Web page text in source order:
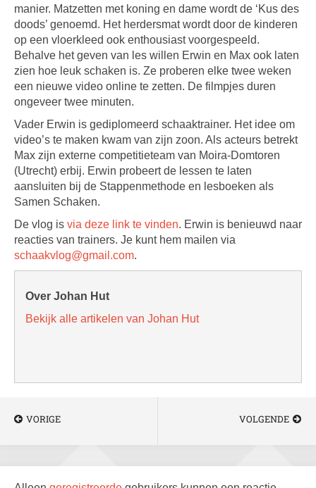
manier. Matzetten met koning en dame wordt de ‘Kus des
doods’ genoemd. Het herdersmat wordt door de kinderen
op een vloerkleed ook enthousiast voorgespeeld.
Behalve het geven van les willen Erwin en Max ook laten
zien hoe leuk schaken is. Ze proberen elke twee weken
een nieuwe video online te zetten. De filmpjes duren
ongeveer twee minuten.
Vader Erwin is gediplomeerd schaaktrainer. Het idee om
video’s te maken kwam van zijn zoon. Als acteurs betrekt
Max zijn externe competitieteam van Moira-Domtoren
(Utrecht) erbij. Erwin probeert de lessen te laten
aansluiten bij de Stappenmethode en lesboeken als
Samen Schaken.
De vlog is via deze link te vinden. Erwin is benieuwd naar
reacties van trainers. Je kunt hem mailen via
schaakvlog@gmail.com.
Over Johan Hut
Bekijk alle artikelen van Johan Hut
VORIGE VOLGENDE